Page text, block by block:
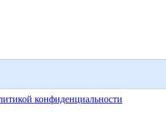
конфиденциальности